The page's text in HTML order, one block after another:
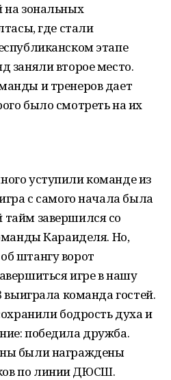
на зональных
где стали
этапе
заняли второе место.
и тренеров дает
было смотреть на их
уступили команде из
с самого начала была
завершился со
Караиделя. Но,
штангу ворот
игре в нашу
выиграла команда гостей.
бодрость духа и
победила дружба.
были награждены
по линии ДЮСШ.